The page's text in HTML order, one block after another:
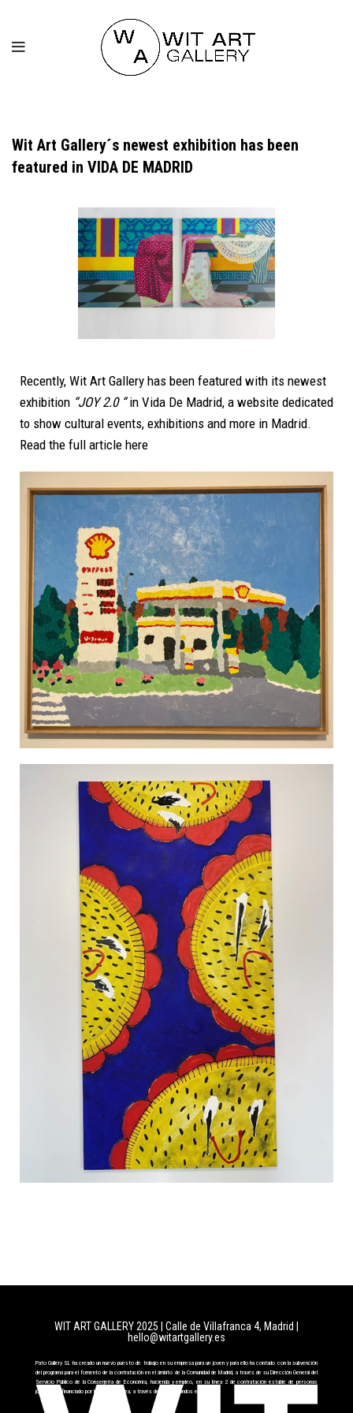
Wit Art Gallery´s newest exhibition has been
featured in VIDA DE MADRID
Recently, Wit Art Gallery has been featured with its newest
exhibition “JOY 2.0 “in Vida De Madrid, a website dedicated
to show cultural events, exhibitions and more in Madrid.
Read the full article here
WIT ART GALLERY 2025 | Calle de Villafranca 4, Madrid
hello@witartgallery.es
Pato Gallery SL ha creado un nuevo puesto de trabajo en su empresa para un joven y para ello ha contado con la subvención
del programa para el fomento de la contratación en el ámbito de la Comunidad de Madrid, a través de su Dirección General del
Servicio Público de la Conserjería de Economía, hacienda y empleo, en su línea 2 de contratación estable de personas
jóvenes cofinanciado por la Unión Europea, a través del FSE+ fondos europeos.